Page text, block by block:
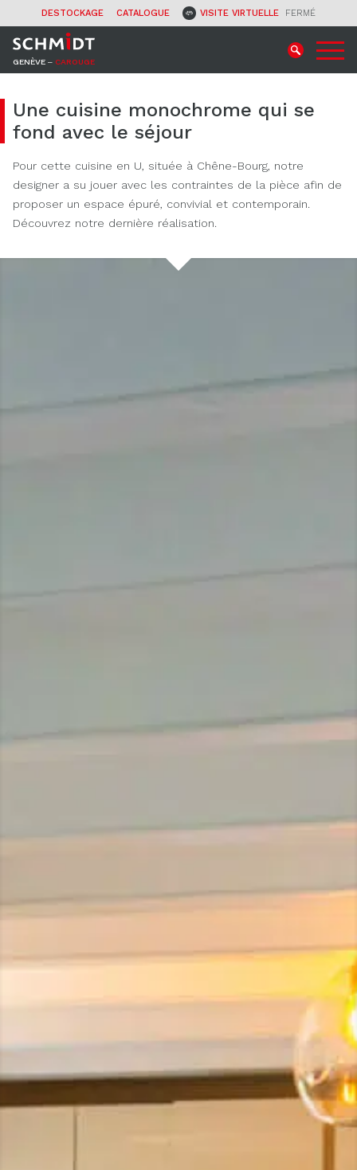
DESTOCKAGE CATALOGUE FERMÉ
VISITE VIRTUELLE
GENÈVE ‒ CAROUGE
CONTACT
Une cuisine monochrome qui se
fond avec le séjour
Pour cette cuisine en U, située à Chêne-Bourg, notre
designer a su jouer avec les contraintes de la pièce afin de
proposer un espace épuré, convivial et contemporain.
Découvrez notre dernière réalisation.